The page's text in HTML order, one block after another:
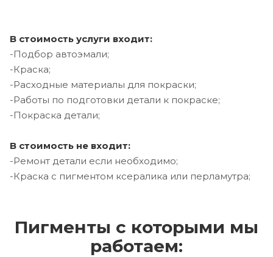
В стоимость услуги входит:
-Подбор автоэмали;
-Краска;
-Расходные материалы для покраски;
-Работы по подготовки детали к покраске;
-Покраска детали;
В стоимость не входит:
-Ремонт детали если необходимо;
-Краска с пигментом ксералика или перламутра;
Пигменты с которыми мы
работаем: